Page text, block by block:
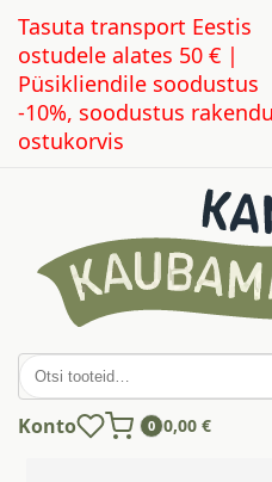
Tasuta transport Eestis
ostudele alates 50 € |
Püsikliendile soodustus
-10%, soodustus
ostukorvis
Otsi:
Konto 0 0,00 €